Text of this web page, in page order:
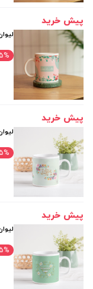
پیش خرید
%
پیش خرید
%
پیش خرید
%